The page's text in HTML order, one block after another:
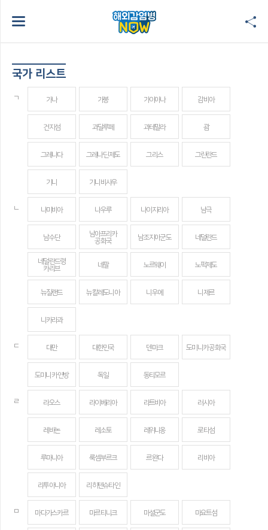
국가 리스트
ㄱ 가나 가봉 가이아나 감비아
건지섬 과달루페 과테말라 괌
그레나다 그레나딘 제도 그리스 그린란드
기니 기니비사우
ㄴ 나미비아 나우루 나이지리아 남극
남수단
남아프리카
공화국
남조지아군도 네덜란드
네덜란드령
카리브
네팔 노르웨이 노퍽제도
뉴질랜드 뉴칼레도니아 니우에 니제르
니카라과
ㄷ 대만 대한민국 덴마크 도미니카 공화국
도미니카 연방 독일 동티모르
ㄹ 라오스 라이베리아 라트비아 러시아
레바논 레소토 레위니옹 로타섬
루마니아 룩셈부르크 르완다 리비아
리투아니아 리히텐슈타인
ㅁ 마다가스카르 마르티니크 마셜군도 마요트섬